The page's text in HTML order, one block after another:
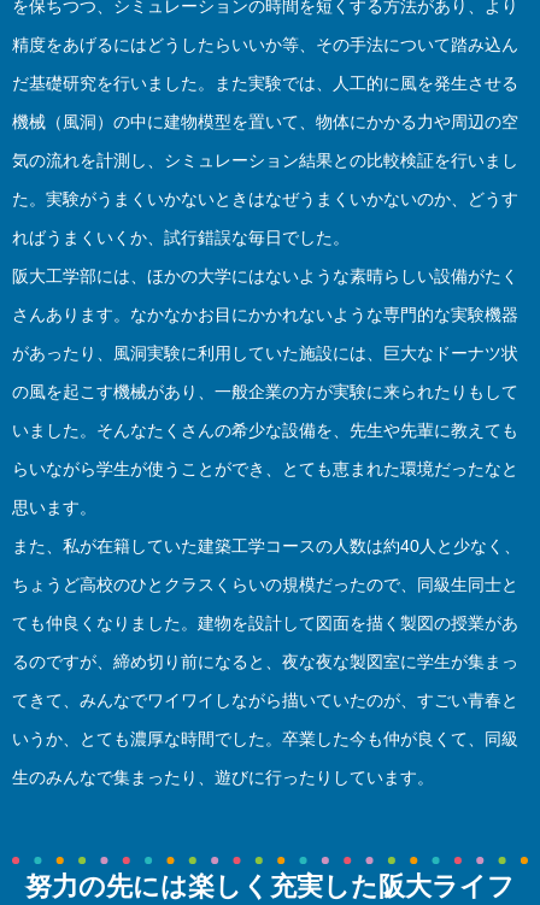
を保ちつつ、シミュレーションの時間を短くする方法があり、より
精度をあげるにはどうしたらいいか等、その手法について踏み込ん
だ基礎研究を行いました。また実験では、人工的に風を発生させる
機械（風洞）の中に建物模型を置いて、物体にかかる力や周辺の空
気の流れを計測し、シミュレーション結果との比較検証を行いまし
た。実験がうまくいかないときはなぜうまくいかないのか、どうす
ればうまくいくか、試行錯誤な毎日でした。
阪大工学部には、ほかの大学にはないような素晴らしい設備がたく
さんあります。なかなかお目にかかれないような専門的な実験機器
があったり、風洞実験に利用していた施設には、巨大なドーナツ状
の風を起こす機械があり、一般企業の方が実験に来られたりもして
いました。そんなたくさんの希少な設備を、先生や先輩に教えても
らいながら学生が使うことができ、とても恵まれた環境だったなと
思います。
また、私が在籍していた建築工学コースの人数は約40人と少なく、
ちょうど高校のひとクラスくらいの規模だったので、同級生同士と
ても仲良くなりました。建物を設計して図面を描く製図の授業があ
るのですが、締め切り前になると、夜な夜な製図室に学生が集まっ
てきて、みんなでワイワイしながら描いていたのが、すごい青春と
いうか、とても濃厚な時間でした。卒業した今も仲が良くて、同級
生のみんなで集まったり、遊びに行ったりしています。
努力の先には楽しく充実した阪大ライフ